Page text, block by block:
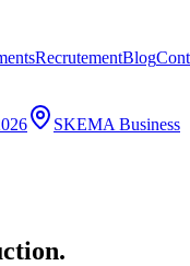
RecrutementBlog
SKEMA Business